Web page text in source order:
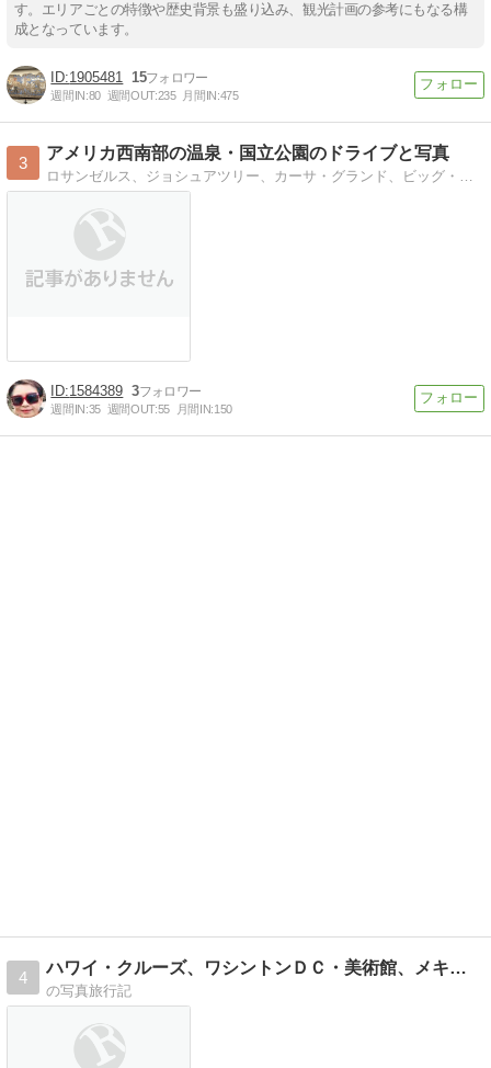
す。エリアごとの特徴や歴史背景も盛り込み、観光計画の参考にもなる構
成となっています。
1905481 15
週間IN:80 週間OUT:235 月間IN:475
3
アメリカ西南部の温泉・国立公園のドライブと写真
ロサンゼルス、ジョシュアツリー、カーサ・グランド、ビッグ・ベンド、カールズバッド、ホワイトサンズ、石化木の森、トント
1584389 3
週間IN:35 週間OUT:55 月間IN:150
4
ハワイ・クルーズ、ワシントンＤＣ・美術館、メキシコ・クルーズ
の写真旅行記